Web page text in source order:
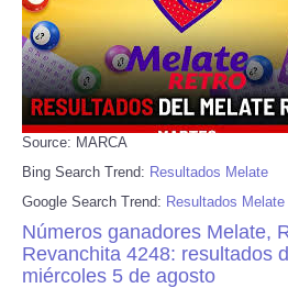
Source: MARCA
Bing Search Trend: Resultados Melate
Google Search Trend: Resultados Melate
Números ganadores Melate,
Revanchita 4248: resultados
miércoles 5 de agosto